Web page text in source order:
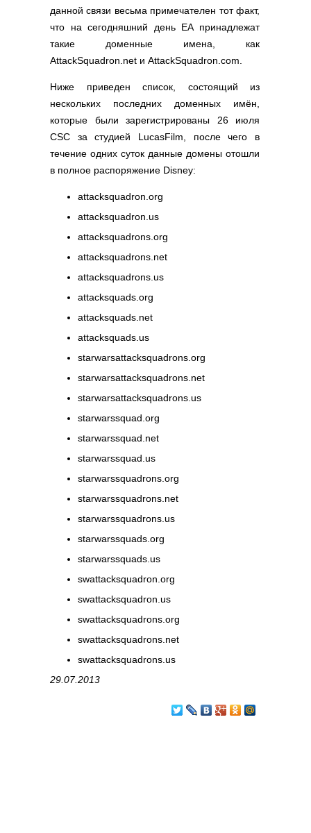
данной связи весьма примечателен тот факт,
что на сегодняшний день EA принадлежат
такие доменные имена, как
AttackSquadron.net и AttackSquadron.com.
Ниже приведен список, состоящий из
нескольких последних доменных имён,
которые были зарегистрированы 26 июля
CSC за студией LucasFilm, после чего в
течение одних суток данные домены отошли
в полное распоряжение Disney:
attacksquadron.org
attacksquadron.us
attacksquadrons.org
attacksquadrons.net
attacksquadrons.us
attacksquads.org
attacksquads.net
attacksquads.us
starwarsattacksquadrons.org
starwarsattacksquadrons.net
starwarsattacksquadrons.us
starwarssquad.org
starwarssquad.net
starwarssquad.us
starwarssquadrons.org
starwarssquadrons.net
starwarssquadrons.us
starwarssquads.org
starwarssquads.us
swattacksquadron.org
swattacksquadron.us
swattacksquadrons.org
swattacksquadrons.net
swattacksquadrons.us
29.07.2013